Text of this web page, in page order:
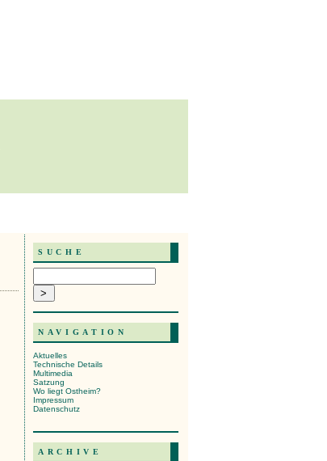
SUCHE
NAVIGATION
Aktuelles
Technische Details
Multimedia
Satzung
Wo liegt Ostheim?
Impressum
Datenschutz
ARCHIVE